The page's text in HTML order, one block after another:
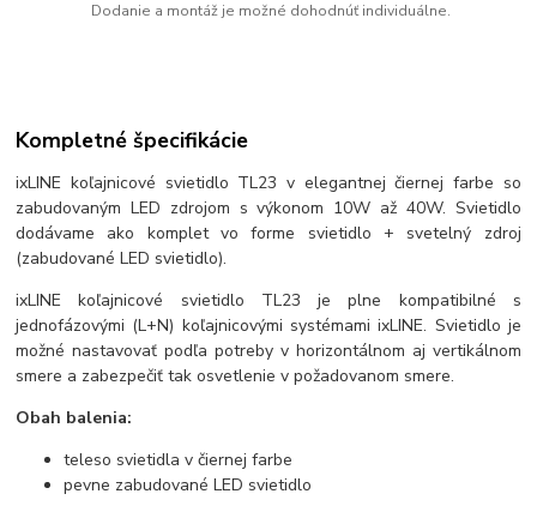
Dodanie a montáž je možné dohodnúť individuálne.
Kompletné špecifikácie
ixLINE koľajnicové svietidlo TL23 v elegantnej čiernej farbe so
zabudovaným LED zdrojom s výkonom 10W až 40W. Svietidlo
dodávame ako komplet vo forme svietidlo + svetelný zdroj
(zabudované LED svietidlo).
ixLINE koľajnicové svietidlo TL23 je plne kompatibilné s
jednofázovými (L+N) koľajnicovými systémami ixLINE. Svietidlo je
možné nastavovať podľa potreby v horizontálnom aj vertikálnom
smere a zabezpečiť tak osvetlenie v požadovanom smere.
Obah balenia:
teleso svietidla v čiernej farbe
pevne zabudované LED svietidlo